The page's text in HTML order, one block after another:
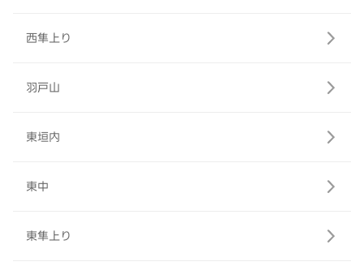
西隼上り
羽戸山
東垣内
東中
東隼上り